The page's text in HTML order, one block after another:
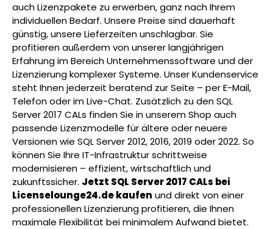
auch Lizenzpakete zu erwerben, ganz nach Ihrem
individuellen Bedarf. Unsere Preise sind dauerhaft
günstig, unsere Lieferzeiten unschlagbar. Sie
profitieren außerdem von unserer langjährigen
Erfahrung im Bereich Unternehmenssoftware und der
Lizenzierung komplexer Systeme. Unser Kundenservice
steht Ihnen jederzeit beratend zur Seite – per E-Mail,
Telefon oder im Live-Chat. Zusätzlich zu den SQL
Server 2017 CALs finden Sie in unserem Shop auch
passende Lizenzmodelle für ältere oder neuere
Versionen wie SQL Server 2012, 2016, 2019 oder 2022. So
können Sie Ihre IT-Infrastruktur schrittweise
modernisieren – effizient, wirtschaftlich und
zukunftssicher. Jetzt SQL Server 2017 CALs bei
Licenselounge24.de kaufen und direkt von einer
professionellen Lizenzierung profitieren, die Ihnen
maximale Flexibilität bei minimalem Aufwand bietet.